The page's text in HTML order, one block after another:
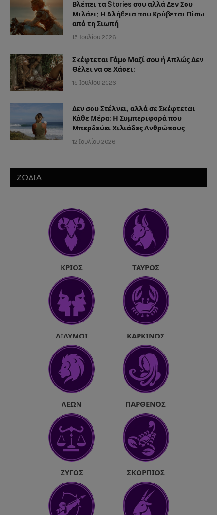
Βλέπει τα Stories σου αλλά Δεν Σου
Μιλάει; Η Αλήθεια που Κρύβεται Πίσω
από τη Σιωπή
15 Ιουλίου 2026
Σκέφτεται Γάμο Μαζί σου ή Απλώς Δεν
Θέλει να σε Χάσει;
15 Ιουλίου 2026
Δεν σου Στέλνει, αλλά σε Σκέφτεται
Κάθε Μέρα; Η Συμπεριφορά που
Μπερδεύει Χιλιάδες Ανθρώπους
12 Ιουλίου 2026
ΖΩΔΙΑ
ΚΡΙΌΣ ΤΑΎΡΟΣ
ΔΊΔΥΜΟΙ ΚΑΡΚΊΝΟΣ
ΛΈΩΝ ΠΑΡΘΈΝΟΣ
ΖΥΓΌΣ ΣΚΟΡΠΙΌΣ